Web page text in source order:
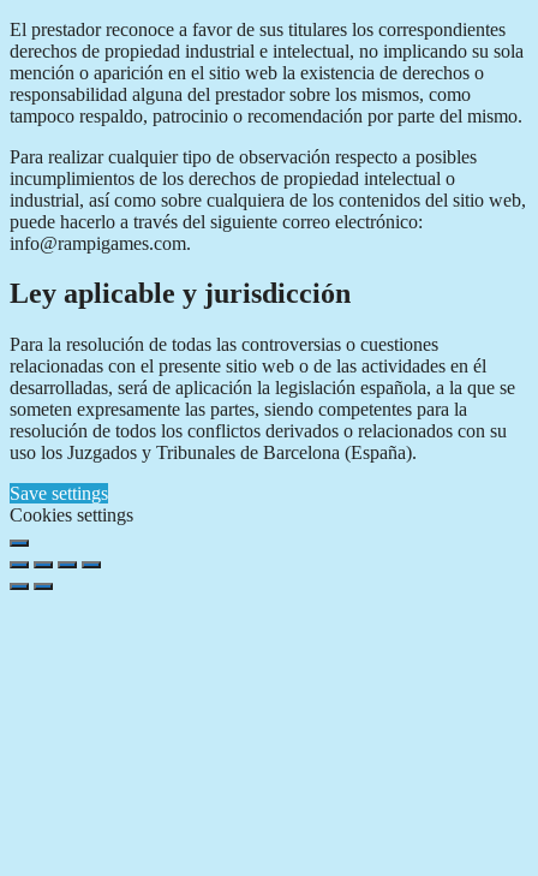
El prestador reconoce a favor de sus titulares los correspondientes
derechos de propiedad industrial e intelectual, no implicando su sola
mención o aparición en el sitio web la existencia de derechos o
responsabilidad alguna del prestador sobre los mismos, como
tampoco respaldo, patrocinio o recomendación por parte del mismo.
Para realizar cualquier tipo de observación respecto a posibles
incumplimientos de los derechos de propiedad intelectual o
industrial, así como sobre cualquiera de los contenidos del sitio web,
puede hacerlo a través del siguiente correo electrónico:
info@rampigames.com.
Ley aplicable y jurisdicción
Para la resolución de todas las controversias o cuestiones
relacionadas con el presente sitio web o de las actividades en él
desarrolladas, será de aplicación la legislación española, a la que se
someten expresamente las partes, siendo competentes para la
resolución de todos los conflictos derivados o relacionados con su
uso los Juzgados y Tribunales de Barcelona (España).
Save settings
Cookies settings